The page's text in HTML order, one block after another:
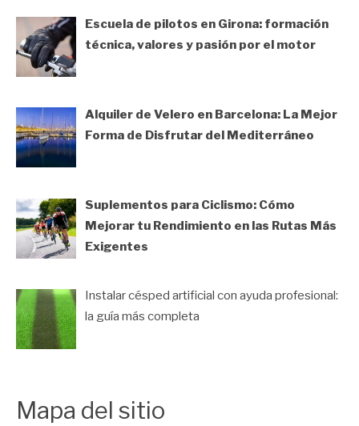
Escuela de pilotos en Girona: formación
técnica, valores y pasión por el motor
Alquiler de Velero en Barcelona: La Mejor
Forma de Disfrutar del Mediterráneo
Suplementos para Ciclismo: Cómo
Mejorar tu Rendimiento en las Rutas Más
Exigentes
Instalar césped artificial con ayuda profesional:
la guía más completa
Mapa del sitio